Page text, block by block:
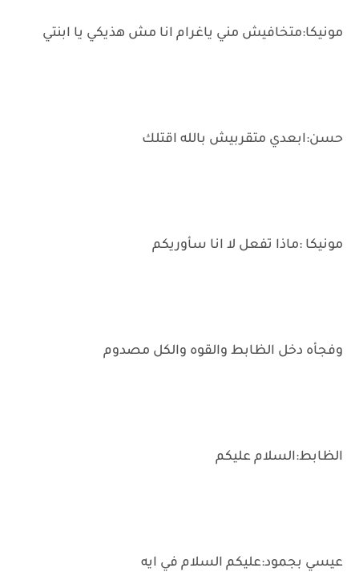
مونيكا:متخافيش مني ياغرام انا مش هذيكي يا ابنتي
حسن:ابعدي متقربيش بالله اقتلك
مونيكا :ماذا تفعل لا انا سأوريكم
وفجأه دخل الظابط والقوه والكل مصدوم
الظابط:السلام عليكم
عيسي بجمود:عليكم السلام في ايه